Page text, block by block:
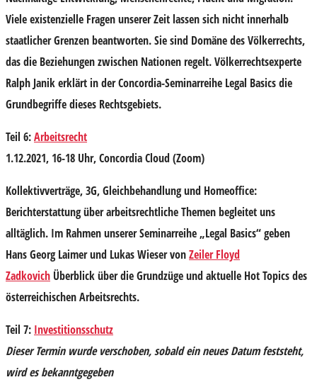
Viele existenzielle Fragen unserer Zeit lassen sich nicht innerhalb
staatlicher Grenzen beantworten. Sie sind Domäne des Völkerrechts,
das die Beziehungen zwischen Nationen regelt. Völkerrechtsexperte
Ralph Janikerklärt in der Concordia-Seminarreihe Legal Basics die
Grundbegriffe dieses Rechtsgebiets.
Teil 6:Arbeitsrecht
1.12.2021, 16-18 Uhr, Concordia Cloud (Zoom)
Kollektivverträge, 3G, Gleichbehandlung und Homeoffice:
Berichterstattung über arbeitsrechtliche Themen begleitet uns
alltäglich. Im Rahmen unserer Seminarreihe „Legal Basics“ geben
Hans Georg Laimerund Lukas WieservonZeiler Floyd
Zadkovich Überblick über die Grundzüge und aktuelle Hot Topics des
österreichischen Arbeitsrechts.
Teil 7: Investitionsschutz
Dieser Termin wurde verschoben, sobald ein neues Datum feststeht,
wird es bekanntgegeben